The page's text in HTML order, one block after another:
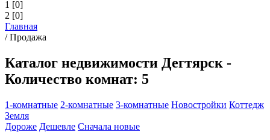
1 [0]
2 [0]
Главная
/Продажа
Каталог недвижимости Дегтярск -
Количество комнат: 5
1-комнатные 2-комнатные 3-комнатные Новостройки Коттедж
Земля
Дороже Дешевле Сначала новые